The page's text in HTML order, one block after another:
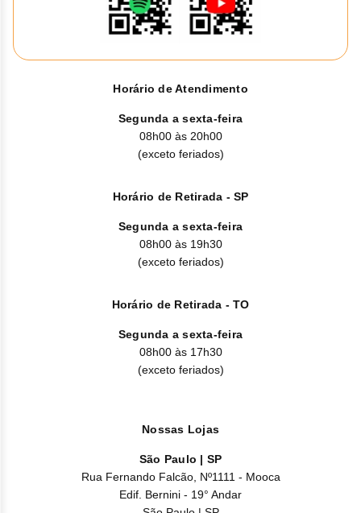
Horário de Atendimento
Segunda a sexta-feira
08h00 às 20h00
(exceto feriados)
Horário de Retirada - SP
Segunda a sexta-feira
08h00 às 19h30
(exceto feriados)
Horário de Retirada - TO
Segunda a sexta-feira
08h00 às 17h30
(exceto feriados)
Nossas Lojas
São Paulo | SP
Rua Fernando Falcão, Nº1111 - Mooca
Edif. Bernini - 19° Andar